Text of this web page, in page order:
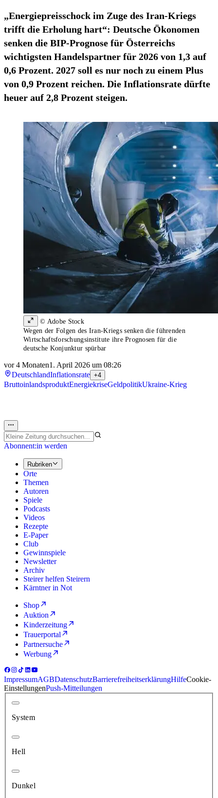
„Energiepreisschock im Zuge des Iran-Kriegs
trifft die Erholung hart“: Deutsche Ökonomen
senken die BIP-Prognose für Österreichs
wichtigsten Handelspartner für 2026 von 1,3 auf
0,6 Prozent. 2027 soll es nur noch zu einem Plus
von 0,9 Prozent reichen. Die Inflationsrate dürfte
heuer auf 2,8 Prozent steigen.
© Adobe Stock
Wegen der Folgen des Iran-Kriegs senken die führenden
Wirtschaftsforschungsinstitute ihre Prognosen für die
deutsche Konjunktur spürbar
vor 4 Monaten1. April 2026 um 08:26
DeutschlandInflationsrate +4
BruttoinlandsproduktEnergiekriseGeldpolitikUkraine-Krieg
Abonnent:in werden
Rubriken
Orte
Themen
Autoren
Spiele
Podcasts
Videos
Rezepte
E-Paper
Club
Gewinnspiele
Newsletter
Archiv
Steirer helfen Steirern
Kärntner in Not
Shop
Auktion
Kinderzeitung
Trauerportal
Partnersuche
Werbung
ImpressumAGBDatenschutzBarrierefreiheitserklärungHilfeCookie-
EinstellungenPush-Mitteilungen
System
Hell
Dunkel